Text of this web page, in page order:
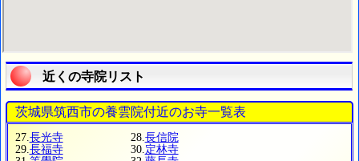
近くの寺院リスト
茨城県筑西市の養雲院付近のお寺一覧表
27. 長光寺 28. 長信院
29. 長福寺 30. 定林寺